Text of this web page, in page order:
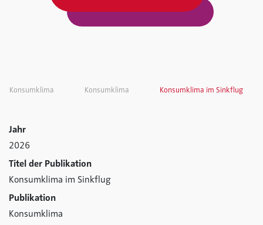
Konsumklima Konsumklima Konsumklima im Sinkflug
Jahr
2026
Titel der Publikation
Konsumklima im Sinkflug
Publikation
Konsumklima